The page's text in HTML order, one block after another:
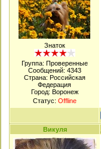
Знаток
Группа: Проверенные
Сообщений: 4343
Страна: Российская
Федерация
Город: Воронеж
Статус: Offline
Викуля